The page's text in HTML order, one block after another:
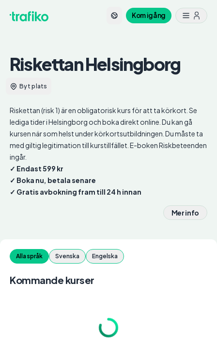
Kom igång
RiskettanHelsingborg
Byt plats
Riskettan (risk 1) är en obligatorisk kurs för att ta körkort. Se
lediga tider i Helsingborg och boka direkt online. Du kan gå
kursen när som helst under körkortsutbildningen. Du måste ta
med giltig legitimation till kurstillfället. E-boken Riskbeteenden
ingår.
✓ Endast 599 kr
✓ Boka nu, betala senare
✓ Gratis avbokning fram till 24 h innan
Mer info
Alla språk Svenska Engelska
Kommande kurser